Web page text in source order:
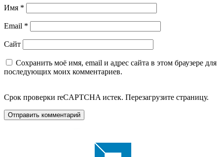
Имя *
Email *
Сайт
Сохранить моё имя, email и адрес сайта в этом браузере для
последующих моих комментариев.
Срок проверки reCAPTCHA истек. Перезагрузите страницу.